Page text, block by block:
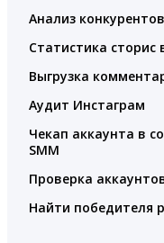
Анализ
Статистика сторис
Выгрузка
Аудит Инстаграм
Чекап аккаунта в
SMM
Проверка
Найти победителя